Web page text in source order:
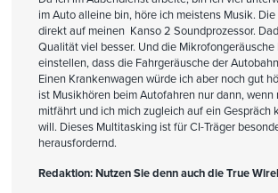
im Auto alleine bin, höre ich meistens Musik.
direkt auf meinen Kanso 2 Soundprozessor.
Qualität viel besser. Und die Mikrofongeräusche
einstellen, dass die Fahrgeräusche der
Einen Krankenwagen würde ich aber noch gut
ist Musikhören beim Autofahren nur dann, wenn
mitfährt und ich mich zugleich auf ein Gespräch
will. Dieses Multitasking ist für CI-Träger
herausfordernd.
Redaktion: Nutzen Sie denn auch die True